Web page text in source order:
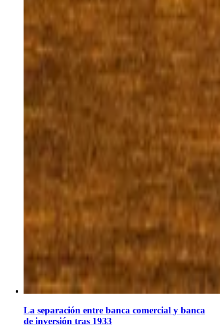
La separación entre banca comercial y banca
de inversión tras 1933